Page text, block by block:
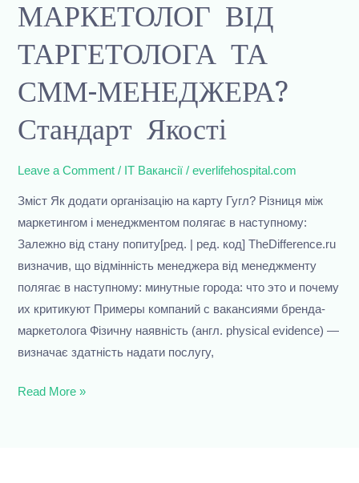
МАРКЕТОЛОГ ВІД
ТАРГЕТОЛОГА ТА
СММ-МЕНЕДЖЕРА?
Стандарт Якості
Leave a Comment / IT Вакансії /everlifehospital.com
Зміст Як додати організацію на карту Гугл? Різниця між
маркетингом і менеджментом полягає в наступному:
Залежно від стану попиту[ред. | ред. код] TheDifference.ru
визначив, що відмінність менеджера від менеджменту
полягає в наступному: минутные города: что это и почему
их критикуют Примеры компаний с вакансиями бренда-
маркетолога Фізичну наявність (англ. physical evidence) —
визначає здатність надати послугу,
МАРКЕТОЛОГ
ТАРГЕТОЛОГА
СММ-
МЕНЕДЖЕРА?
Стандарт
Якості
Read More »